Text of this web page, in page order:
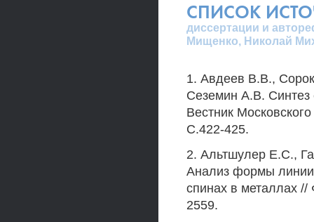
СПИСОК
диссертации и
Мищенко, Николай
1. Авдеев В.В.,
Сеземин А.В. Синтез
Вестник
С.422-425.
2. Альтшулер Е.С.,
Анализ формы линии
спинах в металлах
2559.